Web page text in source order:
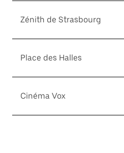
Zénith de Strasbourg
Place des Halles
Cinéma Vox